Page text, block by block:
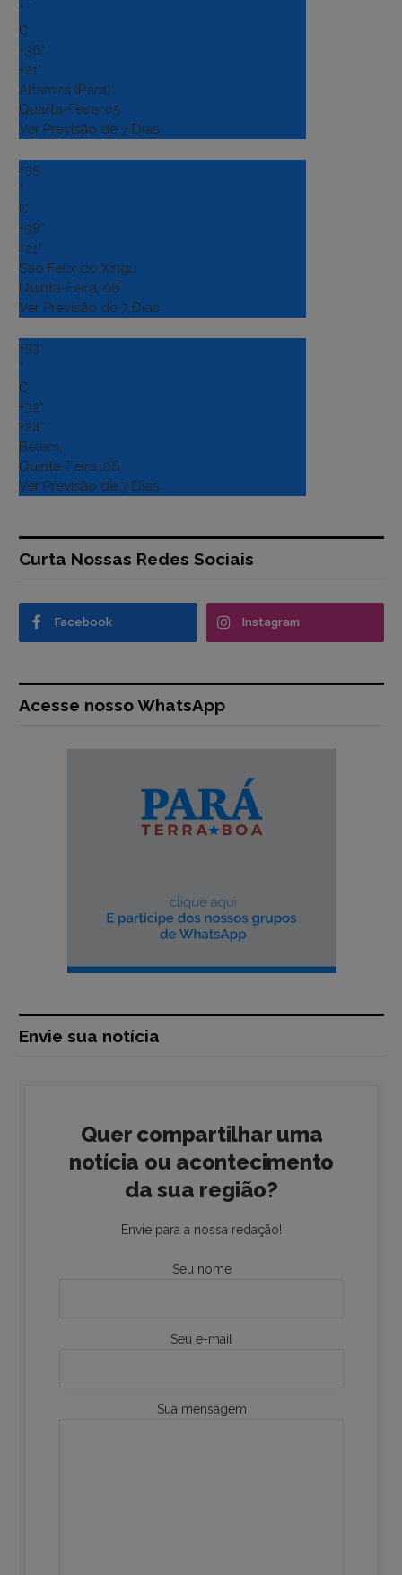
°
C
+36°
+21°
Altamira (Para)
Quarta-Feira, 05
Ver Previsão de 7 Dias
+35
°
C
+38°
+21°
Sao Felix do Xingu
Quinta-Feira, 06
Ver Previsão de 7 Dias
+33
°
C
+32°
+24°
Belém
Quinta-Feira, 06
Ver Previsão de 7 Dias
Curta Nossas Redes Sociais
Facebook Instagram
Acesse nosso WhatsApp
Envie sua notícia
Quer compartilhar uma
notícia ou acontecimento
da sua região?
Envie para a nossa redação!
Seu nome
Seu e-mail
Sua mensagem